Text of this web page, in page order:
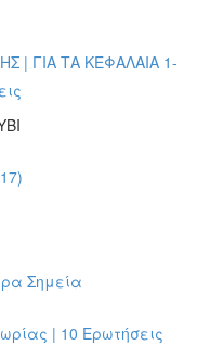
| ΓΙΑ ΤΑ ΚΕΦΑΛΑΙΑ 1-
Σημεία
| 10 Ερωτήσεις